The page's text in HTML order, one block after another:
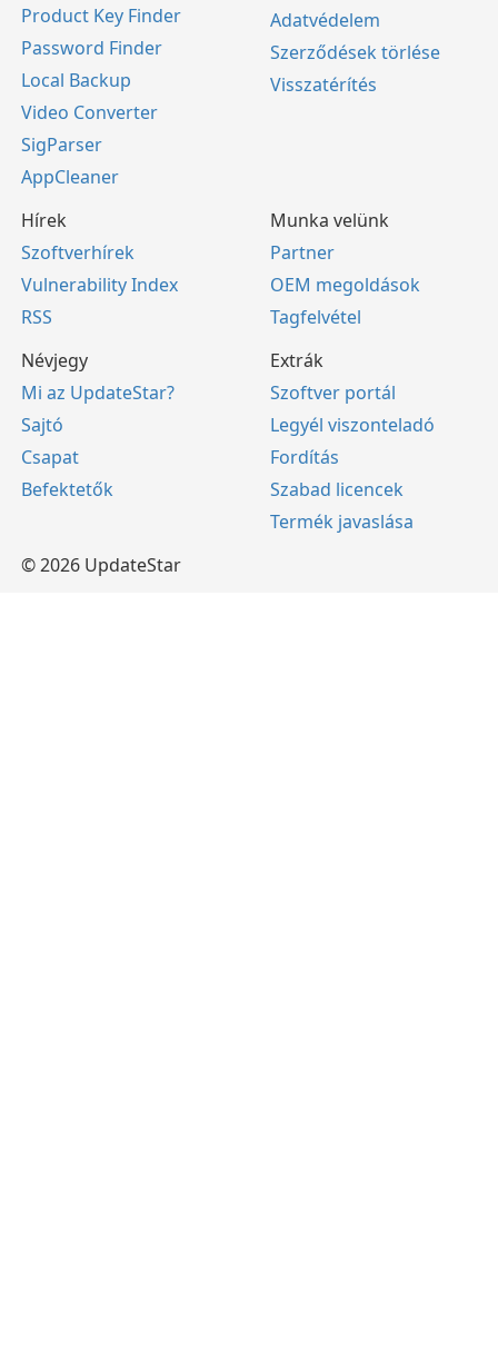
Product Key Finder
Password Finder
Local Backup
Video Converter
SigParser
AppCleaner
Adatvédelem
Szerződések törlése
Visszatérítés
Hírek
Szoftverhírek
Vulnerability Index
RSS
Munka velünk
Partner
OEM megoldások
Tagfelvétel
Névjegy
Mi az UpdateStar?
Sajtó
Csapat
Befektetők
Extrák
Szoftver portál
Legyél viszonteladó
Fordítás
Szabad licencek
Termék javaslása
© 2026 UpdateStar